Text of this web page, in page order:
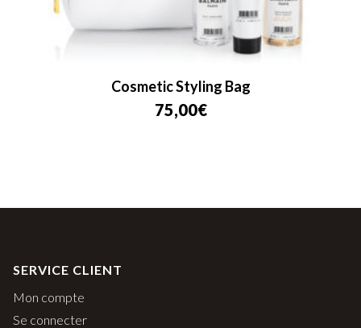
Cosmetic Styling Bag
75,00€
SERVICE CLIENT
Mon compte
Se connecter